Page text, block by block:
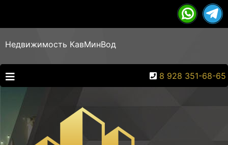
Недвижимость КавМинВод
8 928 351-68-65